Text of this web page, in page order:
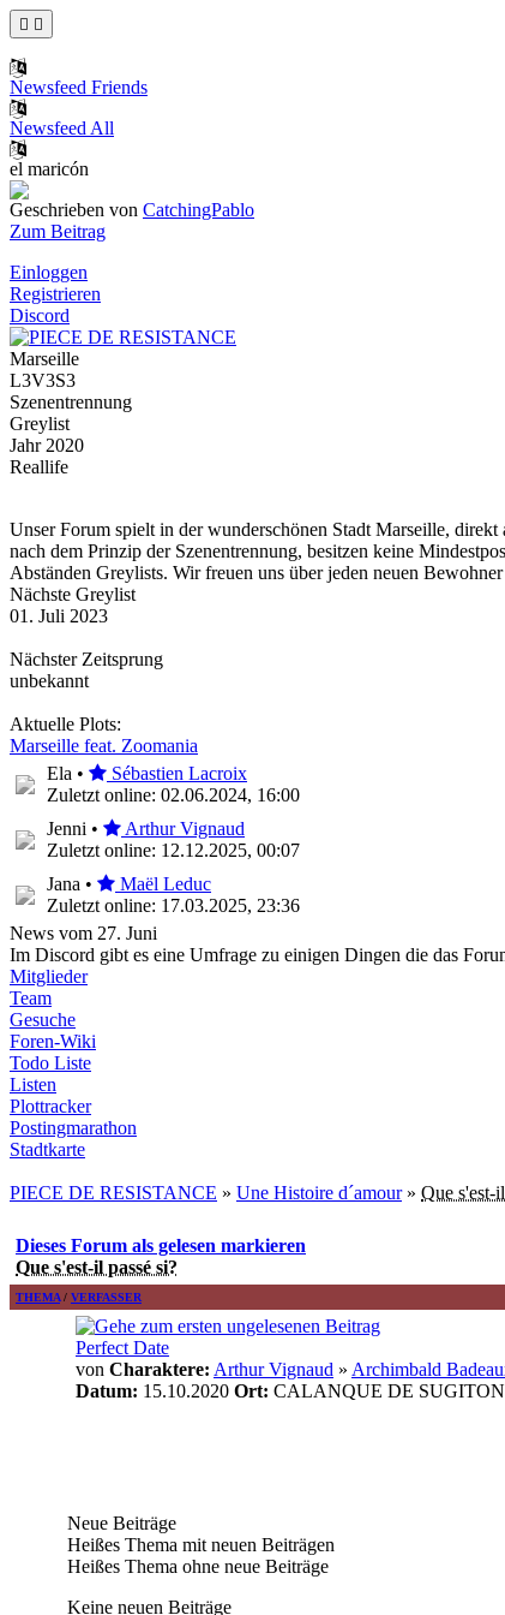
Newsfeed Friends
Newsfeed All
el maricón
Geschrieben von CatchingPablo
Zum Beitrag
Einloggen
Registrieren
Discord
Marseille
L3V3S3
Szenentrennung
Greylist
Jahr 2020
Reallife
Unser Forum spielt in der wunderschönen Stadt Marseille,
nach dem Prinzip der Szenentrennung, besitzen keine
Abständen Greylists. Wir freuen uns über jeden neuen
Nächste Greylist
01. Juli 2023
Nächster Zeitsprung
unbekannt
Aktuelle Plots:
Marseille feat. Zoomania
Ela •
Sébastien Lacroix
Zuletzt online: 02.06.2024, 16:00
Jenni •
Arthur Vignaud
Zuletzt online: 12.12.2025, 00:07
Jana •
Maël Leduc
Zuletzt online: 17.03.2025, 23:36
News vom 27. Juni
Im Discord gibt es eine Umfrage zu einigen Dingen die das
Mitglieder
Team
Gesuche
Foren-Wiki
Todo Liste
Listen
Plottracker
Postingmarathon
Stadtkarte
PIECE DE RESISTANCE » Une Histoire d´amour » Que s'est-
Dieses Forum als gelesen markieren
Que s'est-il passé si?
THEMA/ VERFASSER
Perfect Date
von Charaktere: Arthur Vignaud » Archimbald
Datum: 15.10.2020 Ort: CALANQUE DE SUGITON
Neue Beiträge
Heißes Thema mit neuen Beiträgen
Heißes Thema ohne neue Beiträge
Keine neuen Beiträge